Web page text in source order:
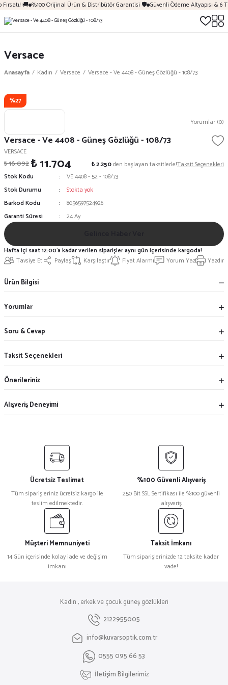
🚚 %100 Orijinal Ürün & Distribütör Garantisi 🛡️ Güvenli Ödeme Altyapısı & 6
Versace
Anasayfa Kadın Versace Versace - Ve 4408 - Güneş Gözlüğü - 108/73
%27
Yorumlar (0)
Versace - Ve 4408 - Güneş Gözlüğü - 108/73
VERSACE
₺ 16.092₺ 11.704 ₺ 2.250den başlayan taksitlerle!Taksit Seçenekleri
Stok Kodu
VE 4408 - 52 - 108/73
Stok Durumu
Stokta yok
Barkod Kodu
8056597524926
Garanti Süresi
24 Ay
Tavsiye Et Paylaş Karşılaştır Fiyat Alarmı Yorum Yaz Yazdır
Hafta içi saat 12:00'a kadar verilen siparişler aynı gün içerisinde kargoda!
Ürün Bilgisi
Yorumlar
Soru & Cevap
Taksit Seçenekleri
Önerileriniz
Alışveriş Deneyimi
Ücretsiz Teslimat
Tüm siparişleriniz ücretsiz kargo ile
teslim edilmektedir.
%100 Güvenli Alışveriş
250 Bit SSL Sertifikası ile %100 güvenli
alışveriş
Müşteri Memnuniyeti
14 Gün içerisinde kolay iade ve değişim
imkanı
Taksit İmkanı
Tüm siparişlerinizde 12 taksite kadar
vade!
Kadın , erkek ve çocuk güneş gözlükleri
2122955005
info@kuvarsoptik.com.tr
0555 095 66 53
İletişim Bilgilerimiz